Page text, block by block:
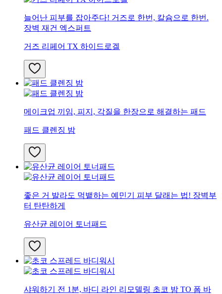
늘어난 피부를 잡아주다! 거즈로 한번, 칼슘으로 한번.
장벽 재건 엑스퍼트
거즈 리페어 TX 하이드로겔
메이크업 끼임, 피지, 각질을 한장으로 해결하는 패드
패드 클렌징 밤
좋은 거 발라도 먹뱉하는 예민기 피부 달래는 법! 장벽부
터 탄탄하게
유산균 레이어 토너패드
샤워하기 전 1분, 바디 라인 리모델링 초코 밤 TO 폼 바